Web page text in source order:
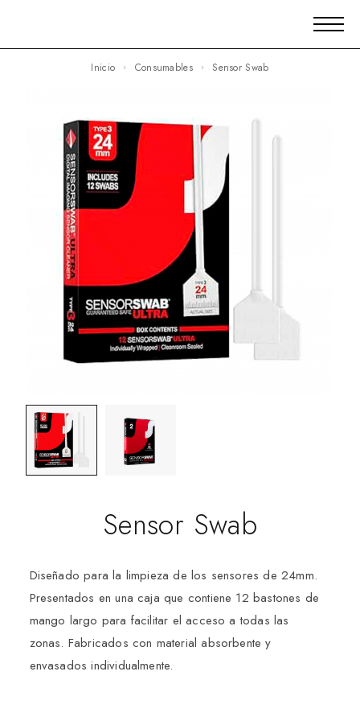
Inicio Consumables Sensor Swab
Sensor Swab
Diseñado para la limpieza de los sensores de 24mm.
Presentados en una caja que contiene 12 bastones de
mango largo para facilitar el acceso a todas las
zonas. Fabricados con material absorbente y
envasados individualmente.